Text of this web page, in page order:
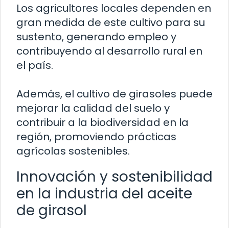
Los agricultores locales dependen en
gran medida de este cultivo para su
sustento, generando empleo y
contribuyendo al desarrollo rural en
el país.
Además, el cultivo de girasoles puede
mejorar la calidad del suelo y
contribuir a la biodiversidad en la
región, promoviendo prácticas
agrícolas sostenibles.
Innovación y sostenibilidad
en la industria del aceite
de girasol